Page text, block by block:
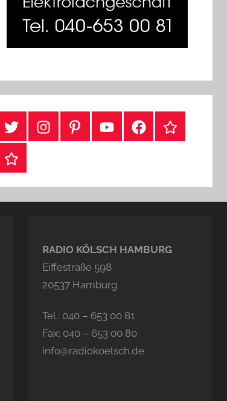
#TwitterInstagramPinterestYouTubeFacebook
TikTok
Webshop
RADIO KÖLSCH HAMBURG
Eiffestraße 598
20537 Hamburg
Tel.: 040 – 653 00 81
Fax: 040 – 653 00 80
info@radiokoelsch.de